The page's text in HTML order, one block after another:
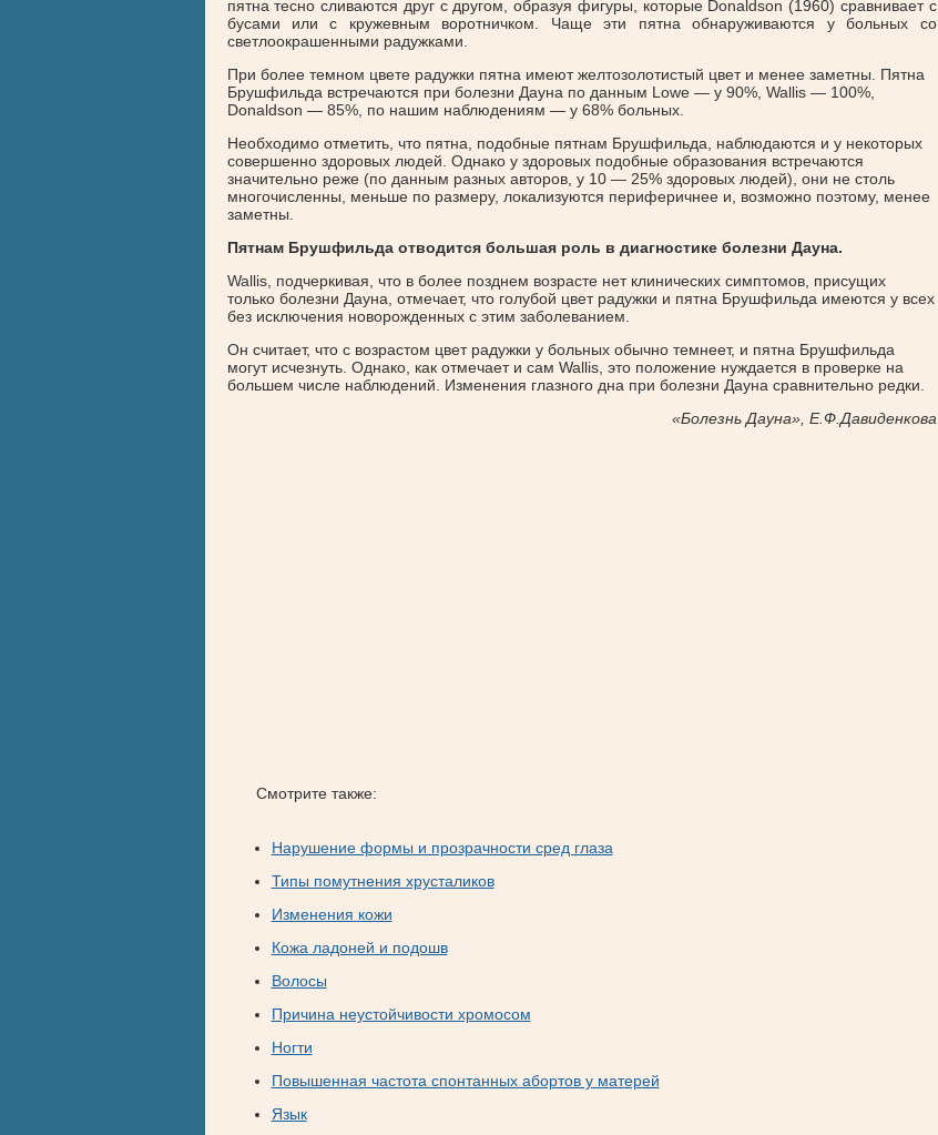
пятна тесно сливаются друг с другом, образуя фигуры, которые Donaldson (1960) сравнивает с
бусами или с кружевным воротничком. Чаще эти пятна обнаруживаются у больных со
светлоокрашенными радужками.
При более темном цвете радужки пятна имеют желтозолотистый цвет и менее заметны. Пятна
Брушфильда встречаются при болезни Дауна по данным Lowe — у 90%, Wallis — 100%,
Donaldson — 85%, по нашим наблюдениям — у 68% больных.
Необходимо отметить, что пятна, подобные пятнам Брушфильда, наблюдаются и у некоторых
совершенно здоровых людей. Однако у здоровых подобные образования встречаются
значительно реже (по данным разных авторов, у 10 — 25% здоровых людей), они не столь
многочисленны, меньше по размеру, локализуются периферичнее и, возможно поэтому, менее
заметны.
Пятнам Брушфильда отводится большая роль в диагностике болезни Дауна.
Wallis, подчеркивая, что в более позднем возрасте нет клинических симптомов, присущих
только болезни Дауна, отмечает, что голубой цвет радужки и пятна Брушфильда имеются у всех
без исключения новорожденных с этим заболеванием.
Он считает, что с возрастом цвет радужки у больных обычно темнеет, и пятна Брушфильда
могут исчезнуть. Однако, как отмечает и сам Wallis, это положение нуждается в проверке на
большем числе наблюдений. Изменения глазного дна при болезни Дауна сравнительно редки.
«Болезнь Дауна», Е.Ф.Давиденкова
Смотрите также:
Нарушение формы и прозрачности сред глаза
Типы помутнения хрусталиков
Изменения кожи
Кожа ладоней и подошв
Волосы
Причина неустойчивости хромосом
Ногти
Повышенная частота спонтанных абортов у матерей
Язык